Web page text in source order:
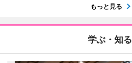
もっと見る
学ぶ・知る